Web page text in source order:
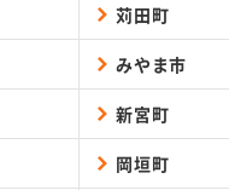
苅田町
みやま市
新宮町
岡垣町